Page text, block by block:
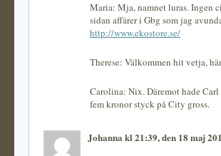
Maria: Mja, namnet luras. Ingen
sidan affärer i Gbg som jag
http://www.ekostore.se/
Therese: Välkommen hit vetja,
Carolina: Nix. Däremot hade
fem kronor styck på City gross.
Johanna kl 21:39, den 18 maj